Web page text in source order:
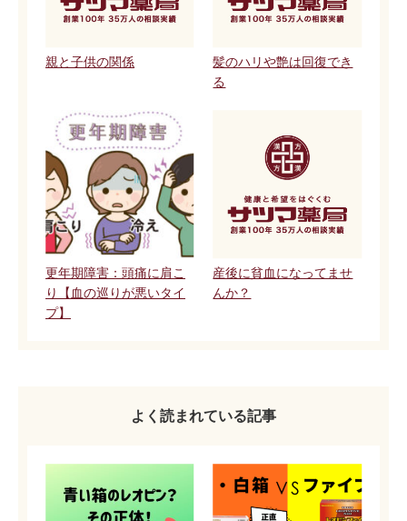
親と子供の関係
髪のハリや艶は回復でき
る
更年期障害：頭痛に肩こ
り【血の巡りが悪いタイ
プ】
産後に貧血になってませ
んか？
よく読まれている記事